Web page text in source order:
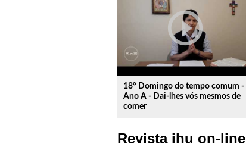
play_circle_outline
18º Domingo do tempo comum -
Ano A - Dai-lhes vós mesmos de
comer
Revista ihu on-line